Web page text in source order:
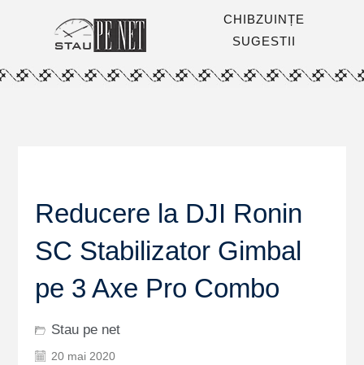
CHIBZUINȚE
SUGESTII
Reducere la DJI Ronin
SC Stabilizator Gimbal
pe 3 Axe Pro Combo
Stau pe net
20 mai 2020